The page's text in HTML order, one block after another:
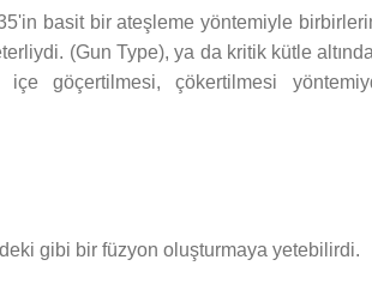
basit bir ateşleme yöntemiyle
(Gun Type), ya da kritik kütle
içe göçertilmesi, çökertilmesi
gibi bir füzyon oluşturmaya yetebilirdi.